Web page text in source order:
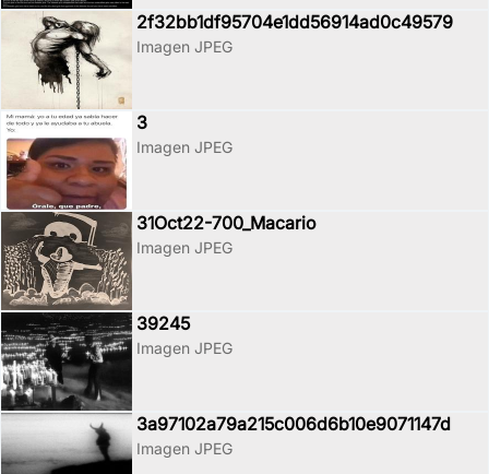
2f32bb1df95704e1dd56914ad0c49579
Imagen JPEG
3
Imagen JPEG
31Oct22-700_Macario
Imagen JPEG
39245
Imagen JPEG
3a97102a79a215c006d6b10e9071147d
Imagen JPEG